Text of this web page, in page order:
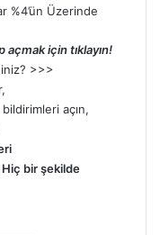
%4’ün Üzerinde
açmak için tıklayın!
>>>
,
açın,
Hiç bir şekilde